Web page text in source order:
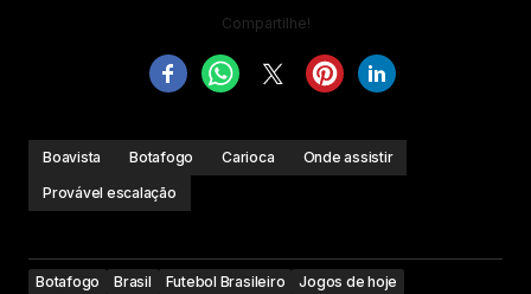
Compartilhe!
Boavista Botafogo Carioca
Onde assistir
Provável escalação
Botafogo Brasil Futebol Brasileiro
Jogos de hoje